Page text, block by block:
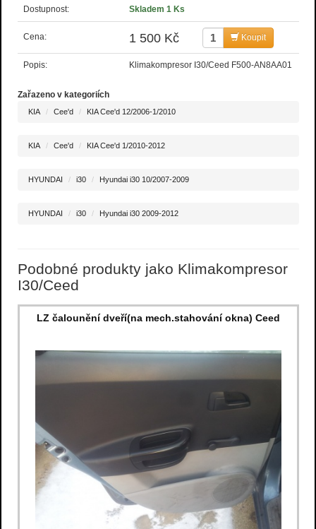
Dostupnost: Skladem 1 Ks
Cena: 1 500 Kč Koupit
Popis: Klimakompresor I30/Ceed F500-AN8AA01
Zařazeno v kategoriích
KIA Cee'd KIA Cee'd 12/2006-1/2010
KIA Cee'd KIA Cee'd 1/2010-2012
HYUNDAI i30 Hyundai i30 10/2007-2009
HYUNDAI i30 Hyundai i30 2009-2012
Podobné produkty jako Klimakompresor
I30/Ceed
LZ čalounění dveří(na mech.stahování okna) Ceed